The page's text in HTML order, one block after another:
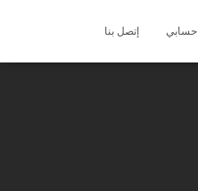
حسابي إتصل بنا